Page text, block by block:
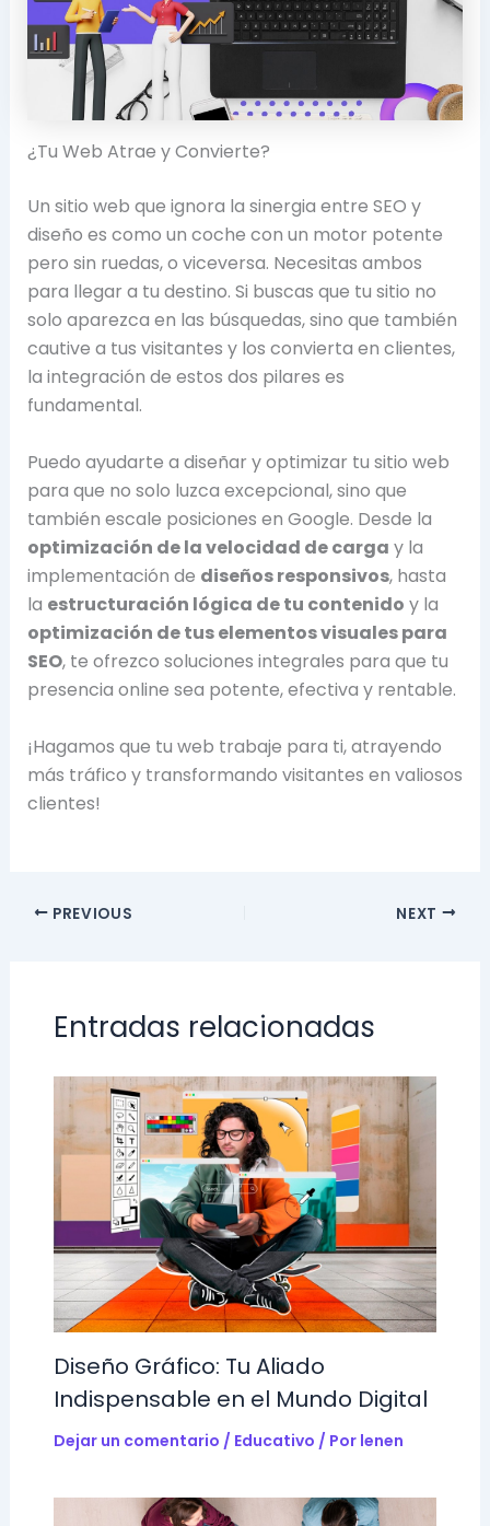
¿Tu Web Atrae y Convierte?
Un sitio web que ignora la sinergia entre SEO y
diseño es como un coche con un motor potente
pero sin ruedas, o viceversa. Necesitas ambos
para llegar a tu destino. Si buscas que tu sitio no
solo aparezca en las búsquedas, sino que también
cautive a tus visitantes y los convierta en clientes,
la integración de estos dos pilares es
fundamental.
Puedo ayudarte a diseñar y optimizar tu sitio web
para que no solo luzca excepcional, sino que
también escale posiciones en Google. Desde la
optimización de la velocidad de carga y la
implementación de diseños responsivos, hasta
la estructuración lógica de tu contenido y la
optimización de tus elementos visuales para
SEO, te ofrezco soluciones integrales para que tu
presencia online sea potente, efectiva y rentable.
¡Hagamos que tu web trabaje para ti, atrayendo
más tráfico y transformando visitantes en valiosos
clientes!
PREVIOUS NEXT
Entradas relacionadas
Diseño Gráfico: Tu Aliado
Indispensable en el Mundo Digital
Dejar un comentario / Educativo / Por lenen